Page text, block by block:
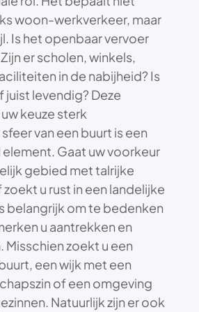
woon-werkverkeer, maar
Is het openbaar vervoer
er scholen, winkels,
in de nabijheid? Is
levendig? Deze
keuze sterk
van een buurt is een
Gaat uw voorkeur
gebied met talrijke
u rust in een landelijke
belangrijk om te bedenken
u aantrekken en
zoekt u een
een wijk met een
of een omgeving
Natuurlijk zijn er ook